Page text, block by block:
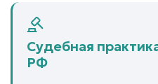
Судебная
РФ